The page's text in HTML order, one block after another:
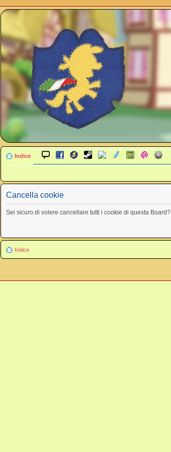
Indice
Cancella cookie
Sei sicuro di volere cancellare tutti i cookie di questa Board?
Indice